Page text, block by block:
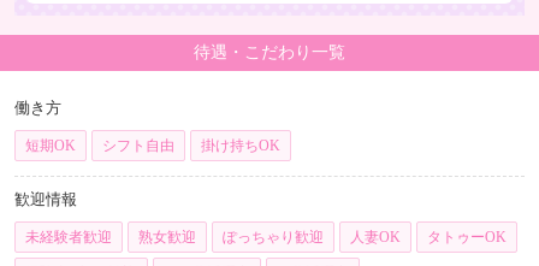
待遇・こだわり一覧
働き方
短期OK シフト自由 掛け持ちOK
歓迎情報
未経験者歓迎 熟女歓迎 ぽっちゃり歓迎 人妻OK タトゥーOK